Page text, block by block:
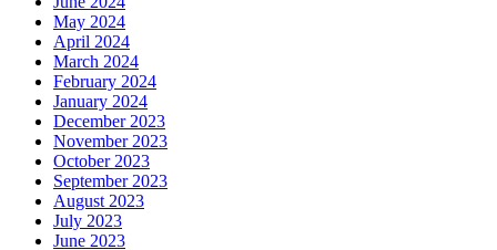
May 2024
April 2024
March 2024
February 2024
January 2024
December 2023
November 2023
October 2023
September 2023
August 2023
July 2023
June 2023